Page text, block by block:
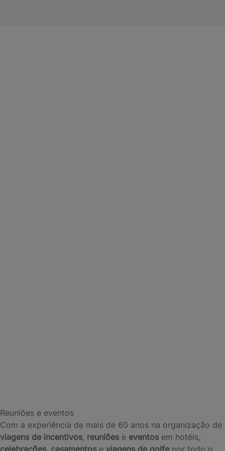
Reuniões e eventos
Com a experiência de mais de 60 anos na organização de
viagens de incentivos, reuniões e eventos em hotéis,
celebrações casamentos e viagens de golfe por todo o